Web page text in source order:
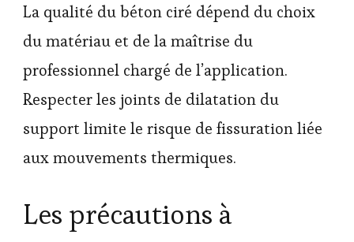
La qualité du béton ciré dépend du choix
du matériau et de la maîtrise du
professionnel chargé de l’application.
Respecter les joints de dilatation du
support limite le risque de fissuration liée
aux mouvements thermiques.
Les précautions à